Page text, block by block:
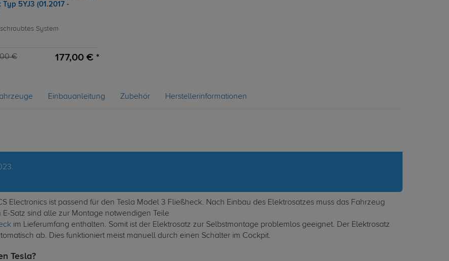
Typ 5YJ3 (01.2017 -
System
€ 177,00 € *
Einbauanleitung Zubehör Herstellerinformationen
Electronics ist passend für den Tesla Model 3 Fließheck. Nach Einbau des Elektrosatzes muss das Fahrzeug
Satz sind alle zur Montage notwendigen Teile
im Lieferumfang enthalten. Somit ist der Elektrosatz zur Selbstmontage problemlos geeignet. Der Elektrosatz
ab. Dies funktioniert meist manuell durch einen Schalter im Cockpit.
Tesla?